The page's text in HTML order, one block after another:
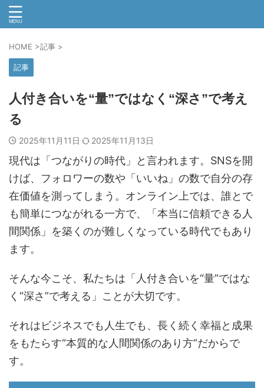
HOME >記事 >
記事
人付き合いを“量”ではなく“深さ”で考え
る
2025年11月11日 2025年11月13日
現代は「つながりの時代」と言われます。SNSを開
けば、フォロワーの数や「いいね」の数で自分の存
在価値を測ってしまう。オンライン上では、誰とで
も簡単につながれる一方で、「本当に信頼できる人
間関係」を築くのが難しくなっている時代でもあり
ます。
そんな今こそ、私たちは「人付き合いを“量”ではな
く“深さ”で考える」ことが大切です。
それはビジネスでも人生でも、長く続く幸福と成果
をもたらす“本質的な人間関係のあり方”だからで
す。